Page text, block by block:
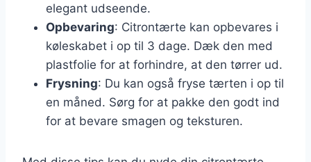
elegant udseende.
Opbevaring: Citrontærte kan opbevares i
køleskabet i op til 3 dage. Dæk den med
plastfolie for at forhindre, at den tørrer ud.
Frysning: Du kan også fryse tærten i op til
en måned. Sørg for at pakke den godt ind
for at bevare smagen og teksturen.